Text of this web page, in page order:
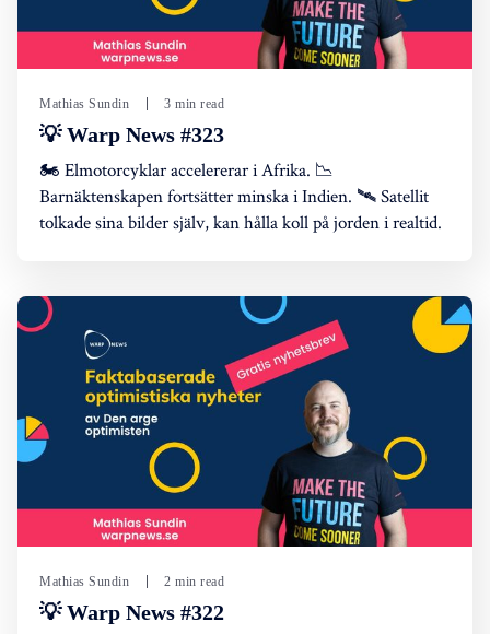
Mathias Sundin 3 min read
💡 Warp News #323
🏍️ Elmotorcyklar accelererar i Afrika. 📉
Barnäktenskapen fortsätter minska i Indien. 🛰️ Satellit
tolkade sina bilder själv, kan hålla koll på jorden i realtid.
Mathias Sundin 2 min read
💡 Warp News #322